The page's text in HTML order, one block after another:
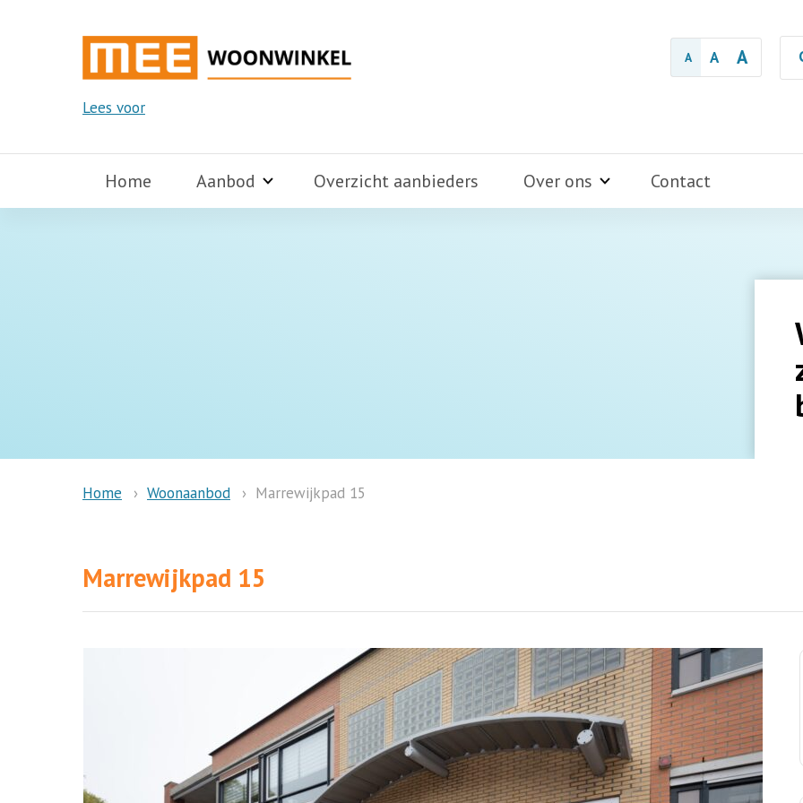
A A A
Lees voor
Home Aanbod Overzicht aanbieders Over ons Contact
Home Woonaanbod Marrewijkpad 15
Marrewijkpad 15